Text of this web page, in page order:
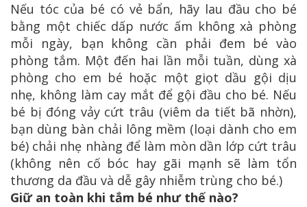
Nếu tóc của bé có vẻ bẩn, hãy lau đầu cho bé
bằng một chiếc dấp nước ấm không xà phòng
mỗi ngày, bạn không cần phải đem bé vào
phòng tắm. Một đến hai lần mỗi tuần, dùng xà
phòng cho em bé hoặc một giọt dầu gội dịu
nhẹ, không làm cay mắt để gội đầu cho bé. Nếu
bé bị đóng vảy cứt trâu (viêm da tiết bã nhờn),
bạn dùng bàn chải lông mềm (loại dành cho em
bé) chải nhẹ nhàng để làm mòn dần lớp cứt trâu
(không nên cố bóc hay gãi mạnh sẽ làm tổn
thương da đầu và dễ gây nhiễm trùng cho bé.)
Giữ an toàn khi tắm bé như thế nào?